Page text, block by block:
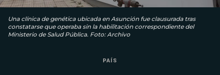
Una clínica de genética ubicada en Asunción fue clausurada tras
constatarse que operaba sin la habilitación correspondiente del
Ministerio de Salud Pública. Foto: Archivo
PAÍS